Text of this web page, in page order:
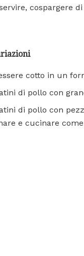
cospargere
cotto in un
di pollo con
di pollo con
e cucinare